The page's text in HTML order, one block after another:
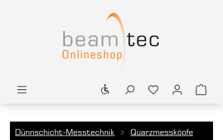
Werkzeugleiste anzeigen
Dünnschicht-Messtechnik
Quarzmessköpfe